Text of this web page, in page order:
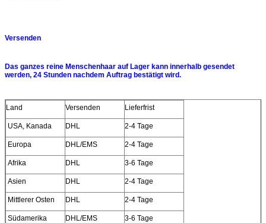
Versenden
Das ganzes reine Menschenhaar auf Lager kann innerhalb gesendet
werden, 24 Stunden nachdem Auftrag bestätigt wird.
Land Versenden Lieferfrist
USA, Kanada DHL 2-4 Tage
Europa DHL/EMS 2-4 Tage
Afrika DHL 3-6 Tage
Asien DHL 2-4 Tage
Mittlerer Osten DHL 2-4 Tage
Südamerika DHL/EMS 3-6 Tage